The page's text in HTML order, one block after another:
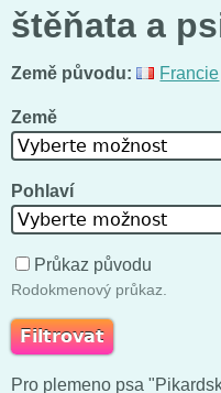
štěňata a
Země původu: Francie
Země
Vyberte možnost
Pohlaví
Vyberte možnost
Průkaz původu
Rodokmenový průkaz.
Pro plemeno psa